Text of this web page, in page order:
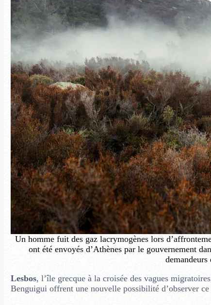
Un homme fuit des gaz lacrymogènes lors
ont été envoyés d’Athènes par le gouvernement
Lesbos, l’île grecque à la croisée des vagues
Benguigui offrent une nouvelle possibilité d’observer